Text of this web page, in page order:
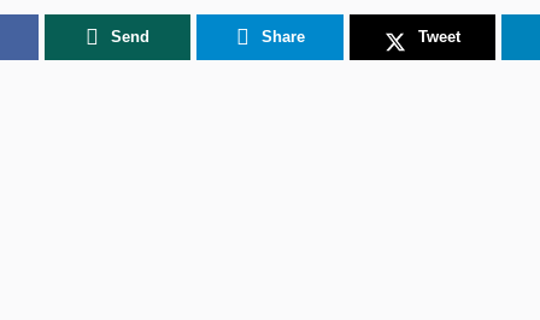
Send Share Tweet